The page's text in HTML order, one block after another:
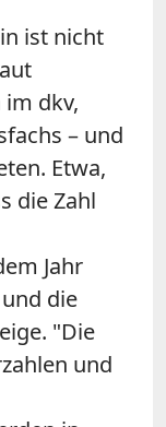
ist nicht
dkv,
– und
Etwa,
die Zahl
Jahr
die
"Die
und